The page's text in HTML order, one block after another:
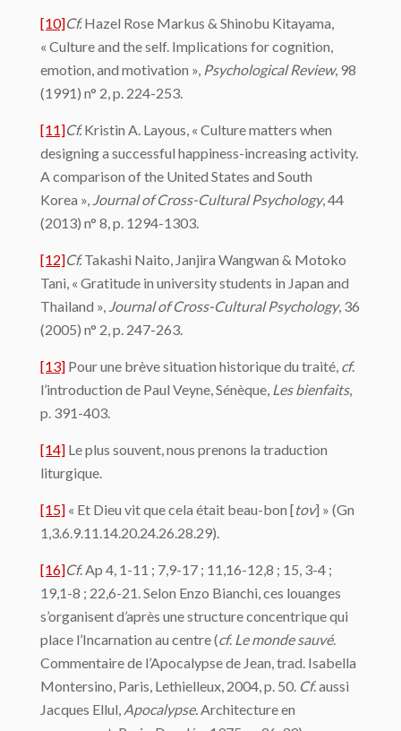
[10]Cf.Hazel Rose Markus & Shinobu Kitayama,
« Culture and the self. Implications for cognition,
emotion, and motivation », Psychological Review, 98
(1991) n° 2, p. 224-253.
[11]Cf.Kristin A. Layous, « Culture matters when
designing a successful happiness-increasing activity.
A comparison of the United States and South
Korea », Journal of Cross-Cultural Psychology, 44
(2013) n° 8, p. 1294-1303.
[12]Cf.Takashi Naito, Janjira Wangwan & Motoko
Tani, « Gratitude in university students in Japan and
Thailand », Journal of Cross-Cultural Psychology, 36
(2005) n° 2, p. 247-263.
[13] Pour une brève situation historique du traité, cf.
l’introduction de Paul Veyne, Sénèque, Les bienfaits,
p. 391-403.
[14] Le plus souvent, nous prenons la traduction
liturgique.
[15] « Et Dieu vit que cela était beau-bon [tov] » (Gn
1,3.6.9.11.14.20.24.26.28.29).
[16]Cf. Ap 4, 1-11 ; 7,9-17 ; 11,16-12,8 ; 15, 3-4 ;
19,1-8 ; 22,6-21. Selon Enzo Bianchi, ces louanges
s’organisent d’après une structure concentrique qui
place l’Incarnation au centre (cf. Le monde sauvé.
Commentaire de l’Apocalypse de Jean, trad. Isabella
Montersino, Paris, Lethielleux, 2004, p. 50. Cf. aussi
Jacques Ellul, Apocalypse. Architecture en